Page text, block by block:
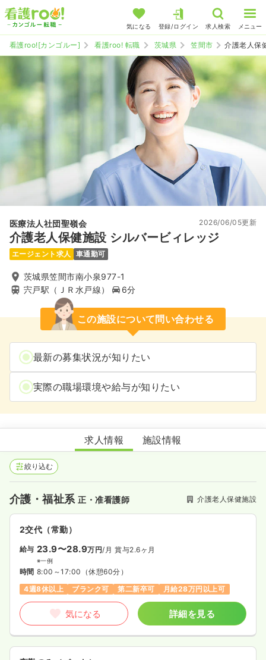
気になる 登録/ログイン 求人検索 メニュー
看護roo![カンゴルー] 看護roo! 転職 茨城県 笠間市 介護老人保
医療法人社団聖嶺会
介護老人保健施設 シルバービィレッジ
2026/06/05更新
エージェント求人 車通勤可
茨城県笠間市南小泉977-1
宍戸駅（ＪＲ水戸線）
6分
この施設について問い合わせる
最新の募集状況が知りたい
実際の職場環境や給与が知りたい
介護老人保健施設 シルバービィレッジ
求人情報 施設情報
絞り込む
介護・福祉系正・准看護師 介護老人保健施設
2交代（常勤）
給与 23.9〜28.9万円/月 賞与2.6ヶ月
※一例
時間 8:00～17:00 （休憩60分）
4週8休以上
ブランク可 第二新卒可 月給28万円以上可
気になる 詳細を見る